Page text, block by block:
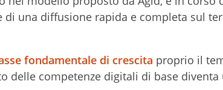
una diffusione rapida e completa sul
fondamentale di crescita proprio il
delle competenze digitali di base diventa